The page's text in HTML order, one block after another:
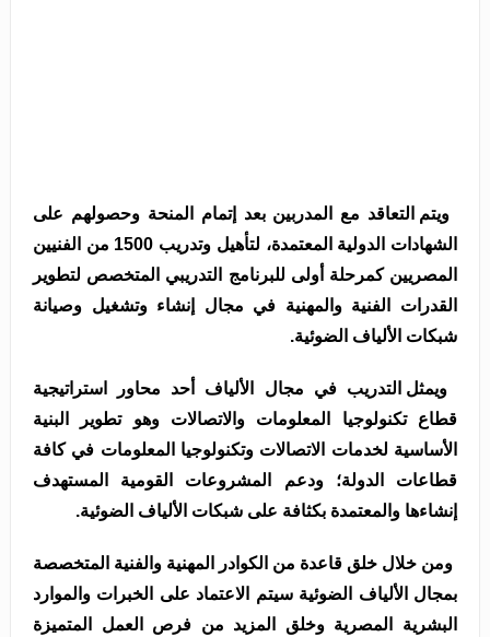
ويتم التعاقد مع المدربين بعد إتمام المنحة وحصولهم على
الشهادات الدولية المعتمدة، لتأهيل وتدريب 1500 من الفنيين
المصريين كمرحلة أولى للبرنامج التدريبي المتخصص لتطوير
القدرات الفنية والمهنية في مجال إنشاء وتشغيل وصيانة
شبكات الألياف الضوئية.
ويمثل التدريب في مجال الألياف أحد محاور استراتيجية
قطاع تكنولوجيا المعلومات والاتصالات وهو تطوير البنية
الأساسية لخدمات الاتصالات وتكنولوجيا المعلومات في كافة
قطاعات الدولة؛ ودعم المشروعات القومية المستهدف
إنشاءها والمعتمدة بكثافة على شبكات الألياف الضوئية.
ومن خلال خلق قاعدة من الكوادر المهنية والفنية المتخصصة
بمجال الألياف الضوئية سيتم الاعتماد على الخبرات والموارد
البشرية المصرية وخلق المزيد من فرص العمل المتميزة